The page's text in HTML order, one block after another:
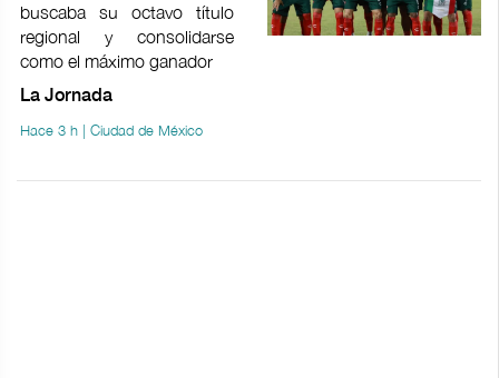
buscaba su octavo título
regional y consolidarse
como el máximo ganador
La Jornada
Hace 3 h | Ciudad de México